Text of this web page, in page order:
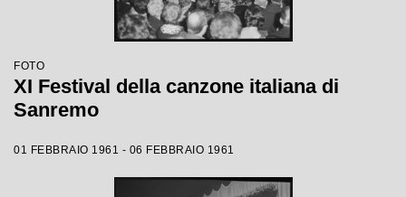
FOTO
XI Festival della canzone italiana di
Sanremo
01 FEBBRAIO 1961 - 06 FEBBRAIO 1961